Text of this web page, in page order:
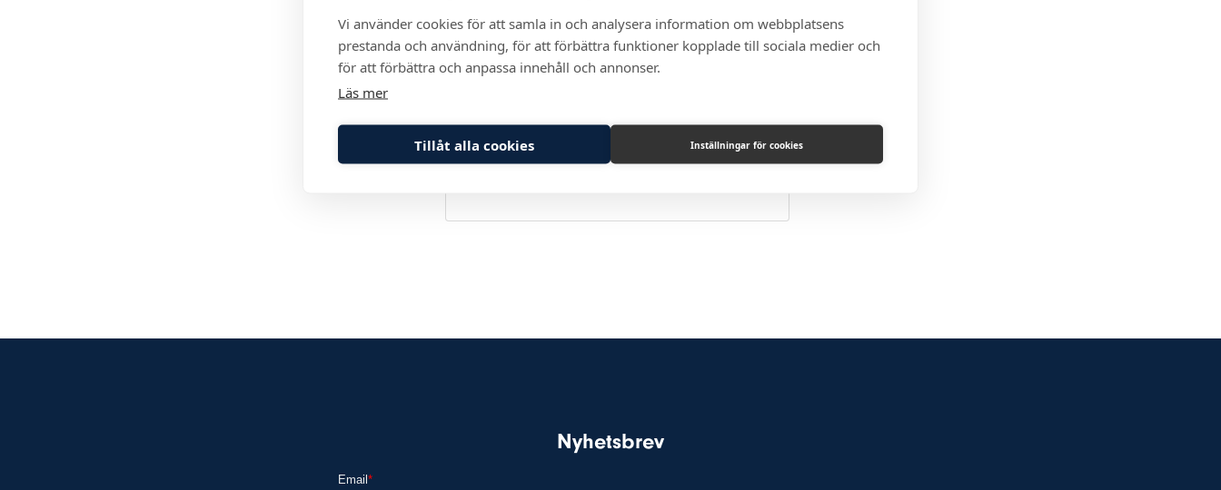
Vis produkt
Nyhetsbrev
Vi använder cookies för att samla in och analysera information om webbplatsens
prestanda och användning, för att förbättra funktioner kopplade till sociala medier och
för att förbättra och anpassa innehåll och annonser.
Läs mer
Tillåt alla cookies Inställningar för cookies